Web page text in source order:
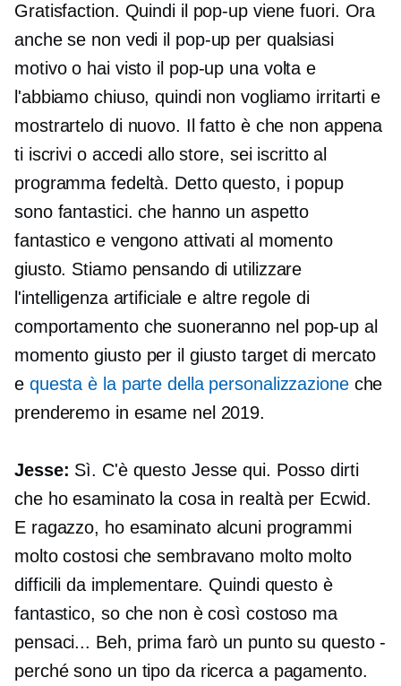
Gratisfaction. Quindi il pop-upviene fuori. Ora
anche se non vedi il pop-up per qualsiasi
motivo o hai visto il pop-up una volta e
l'abbiamo chiuso, quindi non vogliamo irritarti e
mostrartelo di nuovo. Il fatto è che non appena
ti iscrivi o accedi allo store, sei iscritto al
programma fedeltà. Detto questo, i popup
sono fantastici. che hanno un aspetto
fantastico e vengono attivati ​​al momento
giusto. Stiamo pensando di utilizzare
l'intelligenza artificiale e altre regole di
comportamento che suoneranno nel pop-up al
momento giusto per il giusto target di mercato
e questa è la parte della personalizzazioneche
prenderemo in esame nel 2019.
Jesse: Sì. C'è questo Jesse qui. Posso dirti
che ho esaminato la cosa in realtà per Ecwid.
E ragazzo, ho esaminato alcuni programmi
molto costosi che sembravano molto molto
difficili da implementare. Quindi questo è
fantastico, so che non è così costoso ma
pensaci... Beh, prima farò un punto su questo-
perché sono un tipo da ricerca a pagamento.